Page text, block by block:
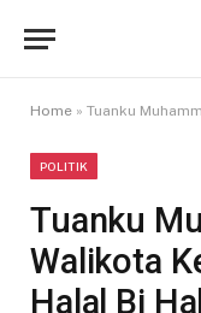
Home » Tuanku Muhammad
POLITIK
Tuanku
Walikota
Halal Bi